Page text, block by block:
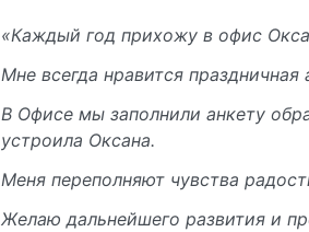
«Каждый год прихожу в офис
Мне всегда нравится
В Офисе мы заполнили анкету
устроила Оксана.
Меня переполняют чувства
Желаю дальнейшего развития и